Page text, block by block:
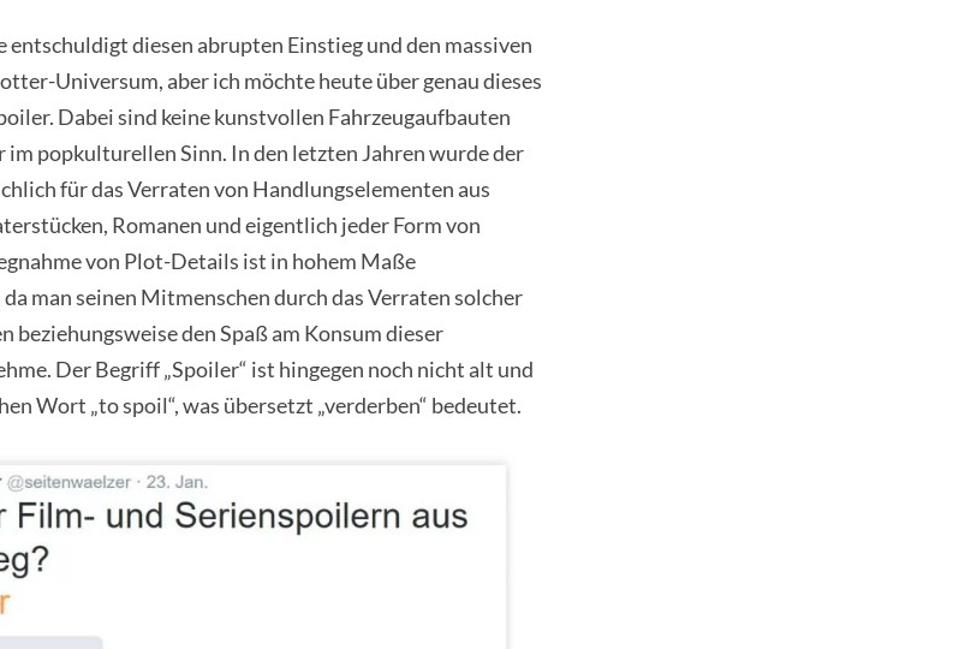
diesen abrupten Einstieg und den massiven
Universum, aber ich möchte heute über genau dieses
Dabei sind keine kunstvollen Fahrzeugaufbauten
im popkulturellen Sinn. In den letzten Jahren wurde der
für das Verraten von Handlungselementen aus
Romanen und eigentlich jeder Form von
von Plot-Details ist in hohem Maße
man seinen Mitmenschen durch das Verraten solcher
beziehungsweise den Spaß am Konsum dieser
Der Begriff „Spoiler“ ist hingegen noch nicht alt und
Wort „to spoil“, was übersetzt „verderben“ bedeutet.